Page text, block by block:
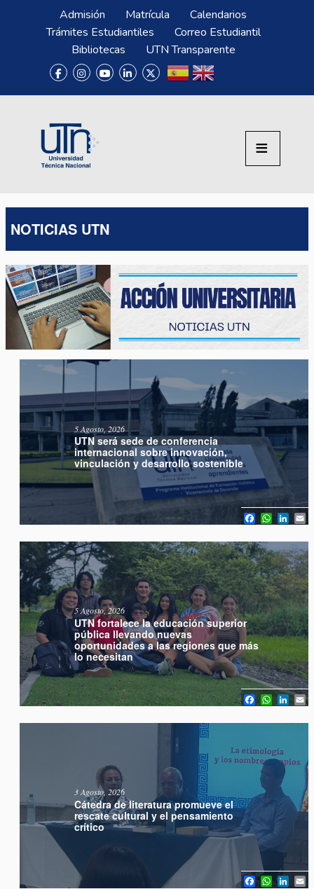
Pasar al contenido principal
Menú SuperiorAdmisión Matrícula
Calendarios
Trámites Estudiantiles
Correo Estudiantil
Bibliotecas
UTN Transparente
NOTICIAS UTN
UTN será sede de conferencia
internacional sobre innovación,
vinculación y desarrollo sostenible
5 Agosto, 2026
Facebook
UTN fortalece la educación superior
pública llevando nuevas
oportunidades a las regiones que más
lo necesitan
5 Agosto, 2026
Facebook
Cátedra de literatura promueve el
rescate cultural y el pensamiento
crítico
3 Agosto, 2026
Facebook